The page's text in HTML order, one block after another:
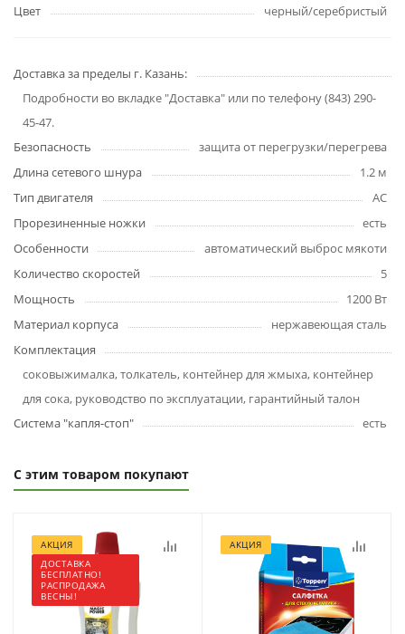
Цвет черный/серебристый
Доставка за пределы г. Казань:
Подробности во вкладке "Доставка" или по телефону (843) 290-
45-47.
Безопасность
защита от перегрузки/перегрева
Длина сетевого шнура
1.2 м
Тип двигателя
AC
Прорезиненные ножки
есть
Особенности
автоматический выброс мякоти
Количество скоростей
5
Мощность
1200 Вт
Материал корпуса
нержавеющая сталь
Комплектация
соковыжималка, толкатель, контейнер для жмыха, контейнер
для сока, руководство по эксплуатации, гарантийный талон
Система "капля-стоп"
есть
С этим товаром покупают
АКЦИЯ
ДОСТАВКА
БЕСПЛАТНО!
РАСПРОДАЖА
ВЕСНЫ!
АКЦИЯ